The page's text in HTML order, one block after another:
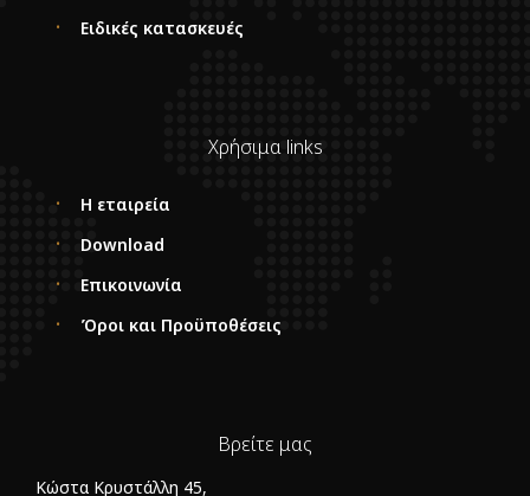
Ειδικές κατασκευές
Χρήσιμα links
Η εταιρεία
Download
Επικοινωνία
Όροι και Προϋποθέσεις
Βρείτε μας
Κώστα Κρυστάλλη 45,